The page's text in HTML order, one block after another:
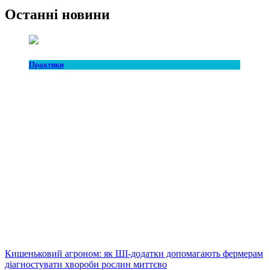
Останні новини
Практики
Кишеньковий агроном: як ШІ-додатки допомагають фермерам
діагностувати хвороби рослин миттєво